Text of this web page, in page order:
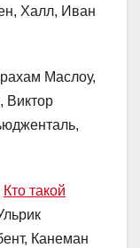
Халл, Иван
Маслоу,
Виктор
Кто такой
Канеман